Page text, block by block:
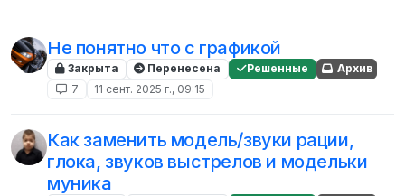
Не понятно что с графикой
Закрыта Перенесена Решенные
Архив
7
11 сент. 2025 г., 09:15
Как заменить модель/звуки рации,
глока, звуков выстрелов и модельки
муника